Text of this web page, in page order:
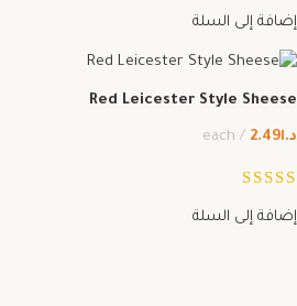
إضافة إلى السلة
Red Leicester Style Sheese
د.ا2.49
each
إضافة إلى السلة